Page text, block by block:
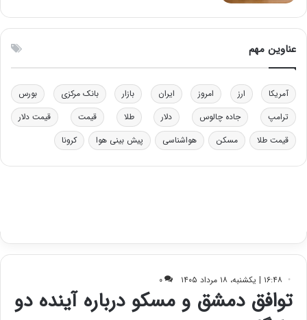
ی
ن
ر
ت
ی
ا
ی
عناوین مهم
آمریکا ارز امروز ایران بازار بانک مرکزی
بورس
ترامپ
جاده چالوس دلار طلا قیمت
قیمت دلار
قیمت طلا
مسکن هواشناسی پیش بینی هوا کرونا